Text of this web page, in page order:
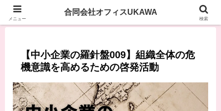
【中小企業の羅針盤009】組織全体の危
機意識を高めるための啓発活動
メニュー
合同会社オフィスUKAWA
検索